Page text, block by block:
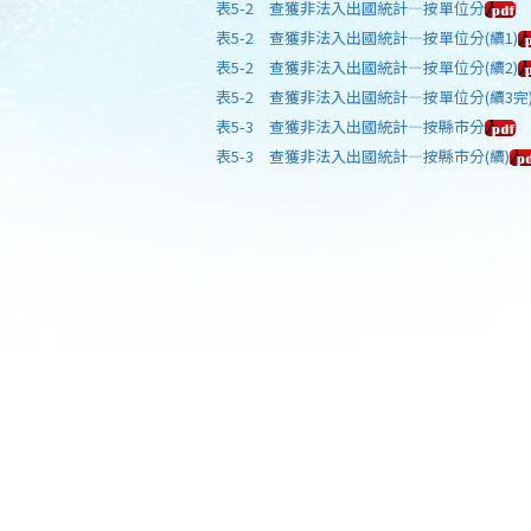
表5-2 查獲非法入出國統計—按單位分
表5-2 查獲非法入出國統計—按單位分(續1)
表5-2 查獲非法入出國統計—按單位分(續2)
表5-2 查獲非法入出國統計—按單位分(續3
表5-3 查獲非法入出國統計—按縣市分
表5-3 查獲非法入出國統計—按縣市分(續)